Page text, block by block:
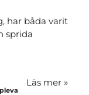
har båda varit
sprida
Läs mer »